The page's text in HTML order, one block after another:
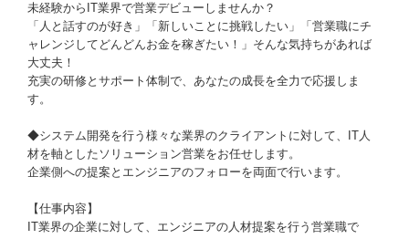
未経験からIT業界で営業デビューしませんか？
「人と話すのが好き」「新しいことに挑戦したい」「営業職にチ
ャレンジしてどんどんお金を稼ぎたい！」そんな気持ちがあれば
大丈夫！
充実の研修とサポート体制で、あなたの成長を全力で応援しま
す。
◆システム開発を行う様々な業界のクライアントに対して、IT人
材を軸としたソリューション営業をお任せします。
企業側への提案とエンジニアのフォローを両面で行います。
【仕事内容】
IT業界の企業に対して、エンジニアの人材提案を行う営業職で